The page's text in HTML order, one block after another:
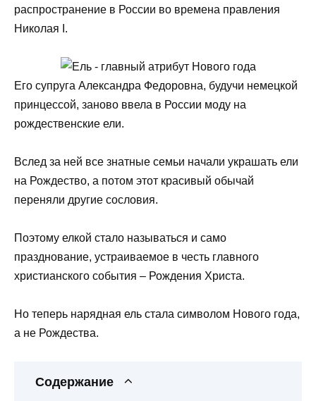
распространение в России во времена правления
Николая I.
Его супруга Александра Федоровна, будучи немецкой
принцессой, заново ввела в России моду на
рождественские ели.
Вслед за ней все знатные семьи начали украшать ели
на Рождество, а потом этот красивый обычай
переняли другие сословия.
Поэтому елкой стало называться и само
празднование, устраиваемое в честь главного
христианского события – Рождения Христа.
Но теперь нарядная ель стала символом Нового года,
а не Рождества.
Содержание